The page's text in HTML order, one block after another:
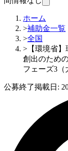
ホーム
>補助金一覧
>全国
> 【環境省
創出のため
フェーズ3（
公募終了掲載日: